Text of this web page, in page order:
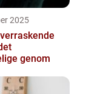
2025
genom